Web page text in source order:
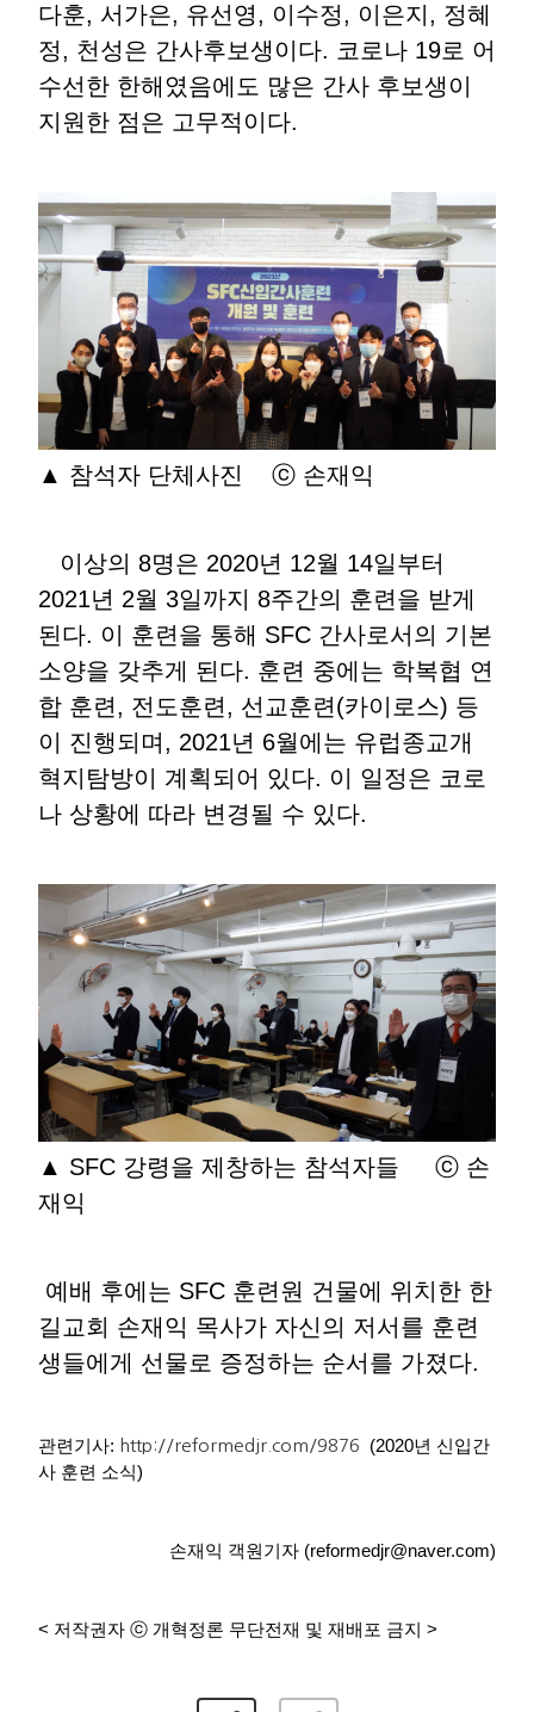
다훈, 서가은, 유선영, 이수정, 이은지, 정혜
정, 천성은 간사후보생이다. 코로나 19로 어
수선한 한해였음에도 많은 간사 후보생이
지원한 점은 고무적이다.
▲ 참석자 단체사진 ⓒ 손재익
이상의 8명은 2020년 12월 14일부터
2021년 2월 3일까지 8주간의 훈련을 받게
된다. 이 훈련을 통해 SFC 간사로서의 기본
소양을 갖추게 된다. 훈련 중에는 학복협 연
합 훈련, 전도훈련, 선교훈련(카이로스) 등
이 진행되며, 2021년 6월에는 유럽종교개
혁지탐방이 계획되어 있다. 이 일정은 코로
나 상황에 따라 변경될 수 있다.
▲ SFC 강령을 제창하는 참석자들 ⓒ 손
재익
예배 후에는 SFC 훈련원 건물에 위치한 한
길교회 손재익 목사가 자신의 저서를 훈련
생들에게 선물로 증정하는 순서를 가졌다.
관련기사: http://reformedjr.com/9876
(2020년 신입간
사 훈련 소식)
손재익 객원기자 (reformedjr@naver.com)
< 저작권자 ⓒ 개혁정론 무단전재 및 재배포 금지 >